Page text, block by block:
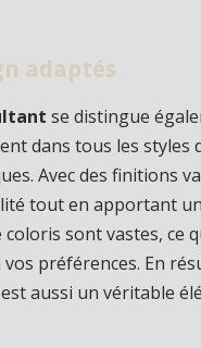
adaptés
se distingue
dans tous les styles
Avec des finitions
tout en apportant
sont vastes, ce
préférences. En
aussi un véritable